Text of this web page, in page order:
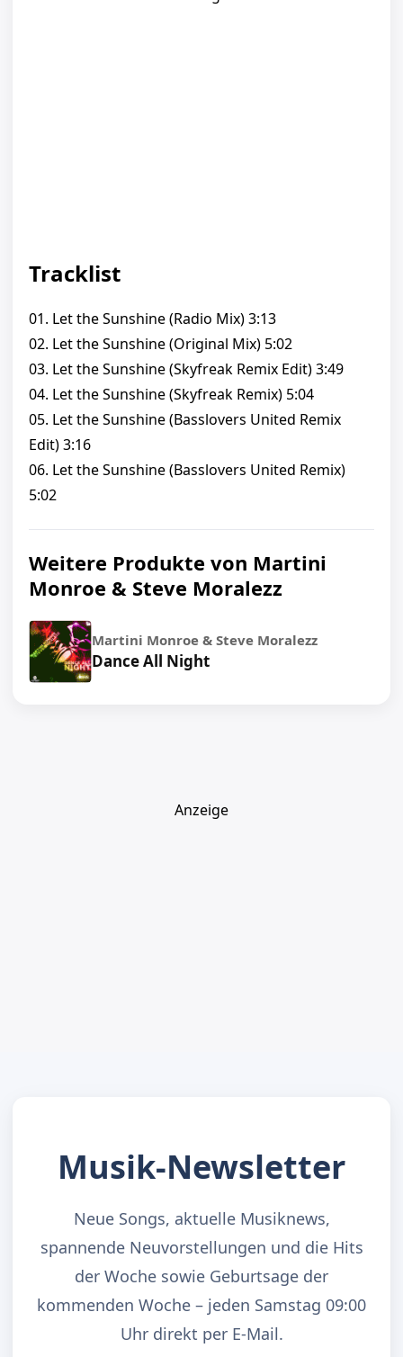
Tracklist
01. Let the Sunshine (Radio Mix) 3:13
02. Let the Sunshine (Original Mix) 5:02
03. Let the Sunshine (Skyfreak Remix Edit) 3:49
04. Let the Sunshine (Skyfreak Remix) 5:04
05. Let the Sunshine (Basslovers United Remix
Edit) 3:16
06. Let the Sunshine (Basslovers United Remix)
5:02
Weitere Produkte von Martini
Monroe & Steve Moralezz
Martini Monroe & Steve Moralezz
Dance All Night
Anzeige
Musik-Newsletter
Neue Songs, aktuelle Musiknews,
spannende Neuvorstellungen und die Hits
der Woche sowie Geburtsage der
kommenden Woche – jeden Samstag 09:00
Uhr direkt per E-Mail.